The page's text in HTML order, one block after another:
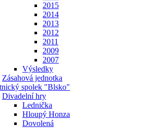
2015
2014
2013
2012
2011
2009
2007
Výsledky
Zásahová jednotka
spolek "Blsko"
Divadelní hry
Lednička
Hloupý Honza
Dovolená